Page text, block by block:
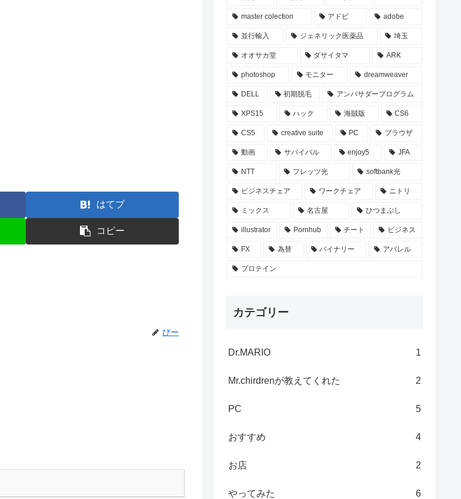
はてブ
コピー
びー
master colection アドビ adobe
並行輸入 ジェネリック医薬品 埼玉
オオサカ堂 ダサイタマ ARK
photoshop モニター dreamweaver
DELL 初期脱毛 アンバサダープログラム
XPS15 ハック 海賊版 CS6
CS5 creative suite PC ブラウザ
動画 サバイバル enjoy5 JFA
NTT フレッツ光 softbank光
ビジネスチェア ワークチェア ニトリ
ミックス 名古屋 ひつまぶし
illustrator Pornhub チート ビジネス
FX 為替 バイナリー アパレル
プロテイン
カテゴリー
Dr.MARIO 1
Mr.chirdrenが教えてくれた 2
PC 5
おすすめ 4
お店 2
やってみた 6